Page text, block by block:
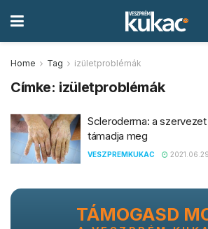
Home Tag izületproblémák
Címke: izületproblémák
Scleroderma: a
támadja meg
VESZPREMKUKAC 2021.06.29.
TÁMOGASD